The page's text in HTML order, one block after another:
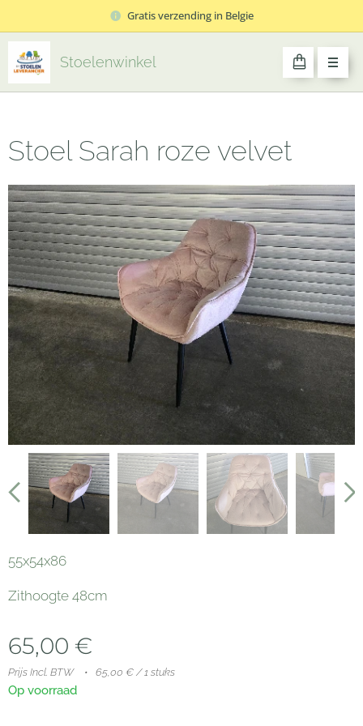
Gratis verzending in Belgie
Stoelenwinkel
Stoel Sarah roze velvet
55x54x86
Zithoogte 48cm
65,00 €
Prijs Incl. BTW 65,00 € / 1 stuks
Op voorraad